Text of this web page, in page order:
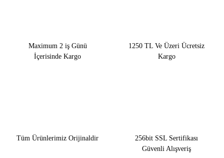
Maximum 2 iş Günü
İçerisinde Kargo
1250 TL Ve Üzeri Ücretsiz
Kargo
Tüm Ürünlerimiz Orijinaldir
256bit SSL Sertifikası
Güvenli Alışveriş